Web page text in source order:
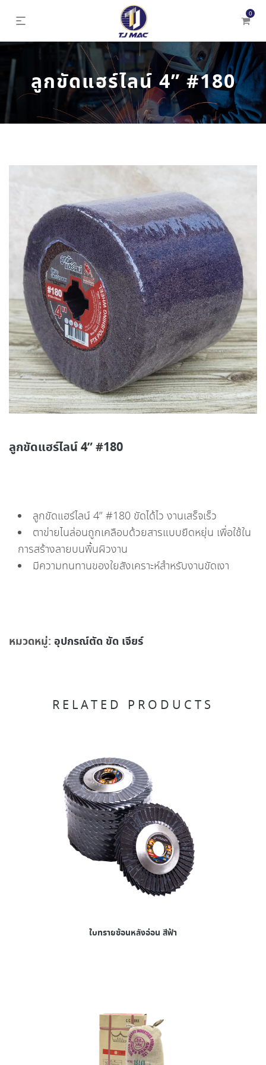
0
ลูกขัดแฮร์ไลน์ 4” #180
ลูกขัดแฮร์ไลน์ 4” #180
ลูกขัดแฮร์ไลน์ 4” #180 ขัดได้ไว งานเสร็จเร็ว
ตาข่ายไนล่อนถูกเคลือบด้วยสารแบบยืดหยุ่น เพื่อใช้ใน
การสร้างลายบนพื้นผิวงาน
มีความทนทานของใยสังเคราะห์สำหรับงานขัดเงา
หมวดหมู่: อุปกรณ์ตัด ขัด เจียร์
RELATED PRODUCTS
ใบทรายซ้อนหลังอ่อน สีฟ้า